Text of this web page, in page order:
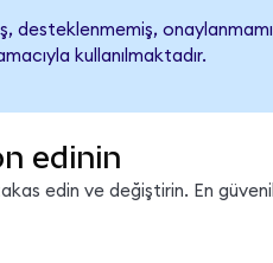
desteklenmemiş,
kullanılmaktadır.
edinin
edin ve değiştirin. En